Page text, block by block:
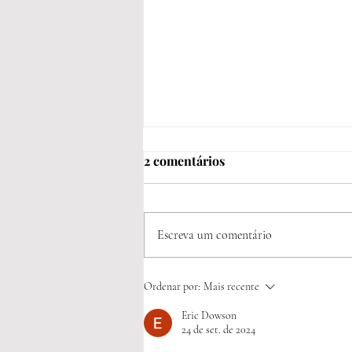
Há um detalhe que muda
elevam qualquer look
2 comentários
Escreva um comentário
Ordenar por: Mais recente
Eric Dowson
24 de set. de 2024